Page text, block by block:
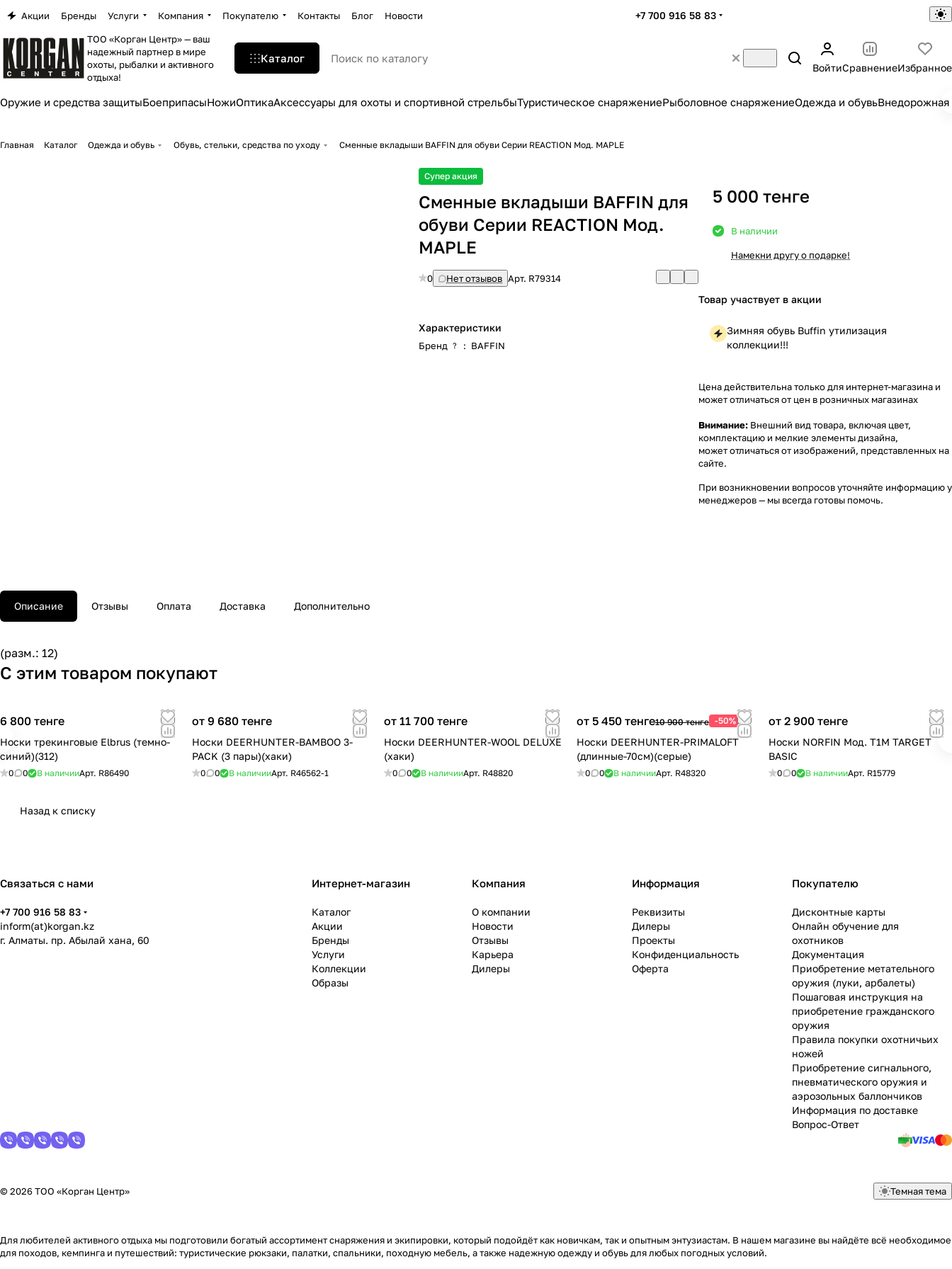
Акции Бренды Услуги Компания Покупателю Контакты Блог Новости +7 700 916 58 83
ТОО «Корган Центр» — ваш
надежный партнер в мире
охоты, рыбалки и активного
отдыха!
Каталог
ВойтиСравнениеИзбранное
Оружие и средства защитыБоеприпасыНожиОптикаАксессуары для охоты и спортивной стрельбыТуристическое снаряжениеРыболовное снаряжениеОдежда и обувьВнедорожная
Главная Каталог Одежда и обувь Обувь, стельки, средства по уходу Сменные вкладыши BAFFIN для обуви Cерии REACTION Мод. MAPLE
Супер акция
Сменные вкладыши BAFFIN для
обуви Cерии REACTION Мод.
MAPLE
0 Нет отзывов Арт. R79314
Характеристики
Бренд ? : BAFFIN
5 000 тенге
В наличии
Намекни другу о подарке!
Товар участвует в акции
Зимняя обувь Buffin утилизация
коллекции!!!
Цена действительна только для интернет-магазина и
может отличаться от цен в розничных магазинах
Внимание: Внешний вид товара, включая цвет,
комплектацию и мелкие элементы дизайна,
может отличаться от изображений, представленных на
сайте.
При возникновении вопросов уточняйте информацию у
менеджеров— мы всегда готовы помочь.
Описание Отзывы Оплата Доставка Дополнительно
(разм.: 12)
С этим товаром покупают
6 800 тенге
Носки трекинговые Elbrus (темно-
синий)(312)
0 0 В наличииАрт. R86490
от 9 680 тенге
Носки DEERHUNTER-BAMBOO 3-
PACK (3 пары)(хаки)
0 0 В наличииАрт. R46562-1
от 11 700 тенге
Носки DEERHUNTER-WOOL DELUXE
(хаки)
0 0 В наличииАрт. R48820
от 5 450 тенге10 900 тенге -50%
Носки DEERHUNTER-PRIMALOFT
(длинные-70см)(серые)
0 0 В наличииАрт. R48320
от 2 900 тенге
Носки NORFIN Мод. T1M TARGET
BASIC
0 0 В наличииАрт. R15779
Назад к списку
Связаться с нами
+7 700 916 58 83
inform(at)korgan.kz
г. Алматы. пр. Абылай хана, 60
Интернет-магазин
Каталог
Акции
Бренды
Услуги
Коллекции
Образы
Компания
О компании
Новости
Отзывы
Карьера
Дилеры
Информация
Реквизиты
Дилеры
Проекты
Конфиденциальность
Оферта
Покупателю
Дисконтные карты
Онлайн обучение для
охотников
Документация
Приобретение метательного
оружия (луки, арбалеты)
Пошаговая инструкция на
приобретение гражданского
оружия
Правила покупки охотничьих
ножей
Приобретение сигнального,
пневматического оружия и
аэрозольных баллончиков
Информация по доставке
Вопрос-Ответ
© 2026 ТОО «Корган Центр» Темная тема
Для любителей активного отдыха мы подготовили богатый ассортимент снаряжения и экипировки, который подойдёт как новичкам, так и опытным энтузиастам. В нашем магазине вы найдёте всё необходимое
для походов, кемпинга и путешествий: туристические рюкзаки, палатки, спальники, походную мебель, а также надежную одежду и обувь для любых погодных условий.